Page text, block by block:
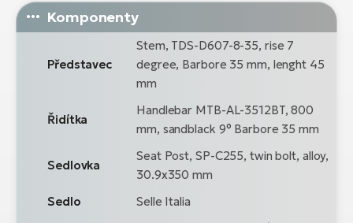
Komponenty
Představec
Stem, TDS-D607-8-35, rise 7
degree, Barbore 35 mm, lenght 45
mm
Řidítka
Handlebar MTB-AL-3512BT, 800
mm, sandblack 9° Barbore 35 mm
Sedlovka
Seat Post, SP-C255, twin bolt, alloy,
30.9x350 mm
Sedlo
Selle Italia